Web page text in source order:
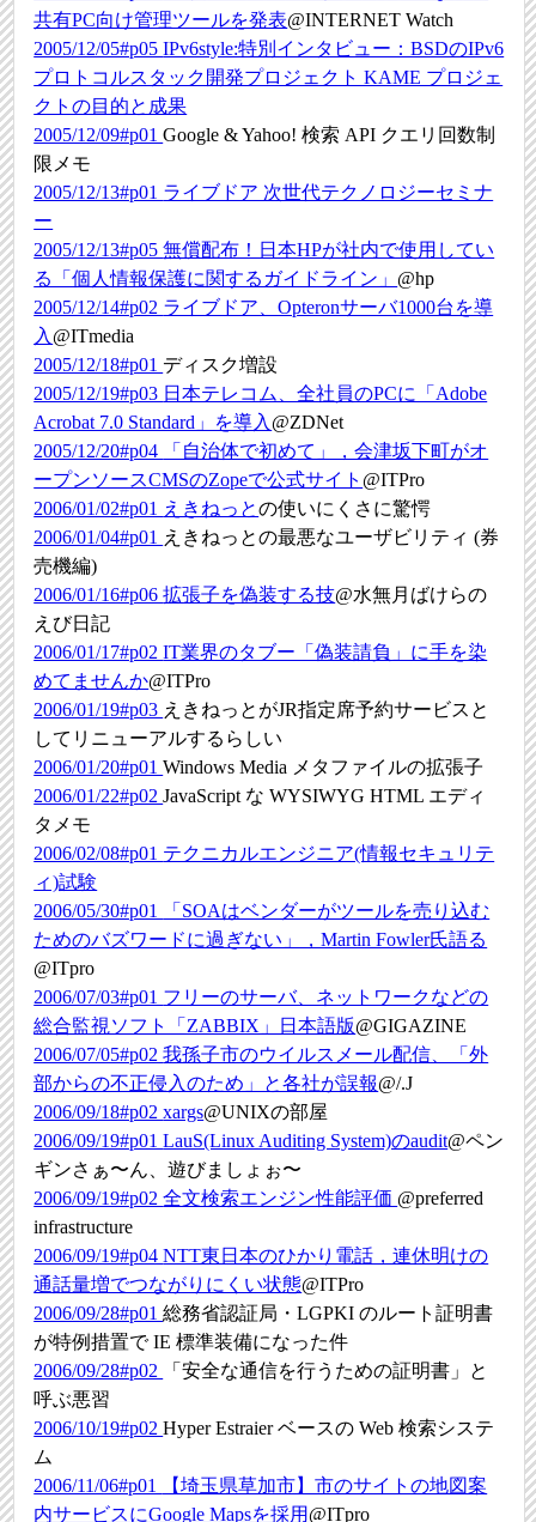
共有PC向け管理ツールを発表@INTERNET Watch
2005/12/05#p05IPv6style:特別インタビュー：BSDのIPv6
プロトコルスタック開発プロジェクト KAME プロジェ
クトの目的と成果
2005/12/09#p01Google & Yahoo! 検索 API クエリ回数制
限メモ
2005/12/13#p01 ライブドア 次世代テクノロジーセミナ
ー
2005/12/13#p05無償配布！日本HPが社内で使用してい
る「個人情報保護に関するガイドライン」 @hp
2005/12/14#p02 ライブドア、Opteronサーバ1000台を導
入 @ITmedia
2005/12/18#p01 ディスク増設
2005/12/19#p03 日本テレコム、全社員のPCに「Adobe
Acrobat 7.0 Standard」を導入 @ZDNet
2005/12/20#p04
「自治体で初めて」，会津坂下町がオ
ープンソースCMSのZopeで公式サイト @ITPro
2006/01/02#p01 えきねっとの使いにくさに驚愕
2006/01/04#p01 えきねっとの最悪なユーザビリティ (券
売機編)
2006/01/16#p06拡張子を偽装する技@水無月ばけらの
えび日記
2006/01/17#p02IT業界のタブー「偽装請負」に手を染
めてませんか@ITPro
2006/01/19#p03 えきねっとがJR指定席予約サービスと
してリニューアルするらしい
2006/01/20#p01Windows Media メタファイルの拡張子
2006/01/22#p02JavaScript な WYSIWYG HTML エディ
タメモ
2006/02/08#p01 テクニカルエンジニア(情報セキュリテ
ィ)試験
2006/05/30#p01
「SOAはベンダーがツールを売り込む
ためのバズワードに過ぎない」，Martin Fowler氏語る
@ITpro
2006/07/03#p01 フリーのサーバ、ネットワークなどの
総合監視ソフト「ZABBIX」日本語版@GIGAZINE
2006/07/05#p02我孫子市のウイルスメール配信、「外
部からの不正侵入のため」と各社が誤報@/.J
2006/09/18#p02xargs@UNIXの部屋
2006/09/19#p01LauS(Linux Auditing System)のaudit@ペン
ギンさぁ〜ん、遊びましょぉ〜
2006/09/19#p02全文検索エンジン性能評価 @preferred
infrastructure
2006/09/19#p04NTT東日本のひかり電話，連休明けの
通話量増でつながりにくい状態@ITPro
2006/09/28#p01総務省認証局・LGPKI のルート証明書
が特例措置で IE 標準装備になった件
2006/09/28#p02
「安全な通信を行うための証明書」と
呼ぶ悪習
2006/10/19#p02Hyper Estraier ベースの Web 検索システ
ム
2006/11/06#p01
【埼玉県草加市】市のサイトの地図案
内サービスにGoogle Mapsを採用 @ITpro